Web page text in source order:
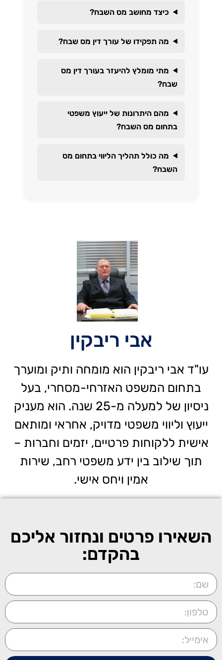
כיצד מחושב מס השבח?
מה תפקידו של עורך דין מס שבח?
מתי מומלץ להיעזר בעורך דין מס
שבח?
מהם היתרונות של ייעוץ משפטי
בתחום מס השבח?
מה כולל תהליך הליווי בתחום מס
השבח?
אבי ריבקין
עו"ד אבי ריבקין הוא מומחה ותיק ומוערך
בתחום המשפט האזרחי-מסחרי, בעל
ניסיון של למעלה מ-25 שנה. הוא מעניק
ייעוץ וליווי משפטי מדויק, אחראי ומותאם
אישית ללקוחות פרטיים, יזמים וחברות –
תוך שילוב בין ידע משפטי רחב, שירות
אמין ויחס אישי.
השאירו פרטים ונחזור אליכם
בהקדם: